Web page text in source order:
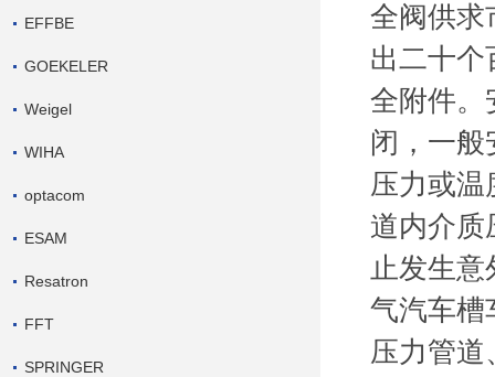
EFFBE
GOEKELER
Weigel
WIHA
optacom
ESAM
Resatron
FFT
SPRINGER
全阀供求
出二十个
全附件。
闭，一般
压力或温
道内介质
止发生
气汽车槽
压力管道